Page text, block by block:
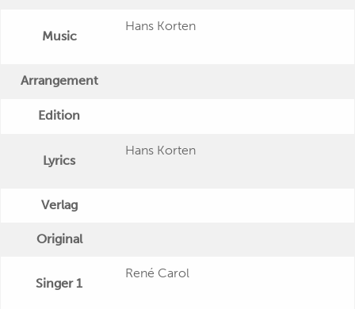
Music
Hans Korten
Arrangement
Edition
Lyrics
Hans Korten
Verlag
Original
Singer 1
René Carol